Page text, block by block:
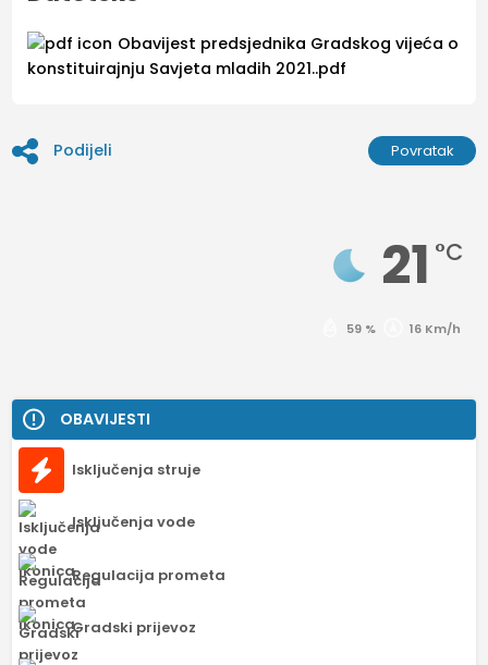
Obavijest predsjednika Gradskog vijeća o
konstituirajnju Savjeta mladih 2021..pdf
Podijeli Povratak
21 °C
59 % 16 Km/h
OBAVIJESTI
Isključenja struje
Isključenja vode
Regulacija prometa
Gradski prijevoz